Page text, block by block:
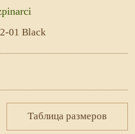
01 Black
Таблица размеров